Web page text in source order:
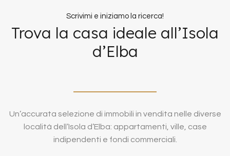
Scrivimi e iniziamo la ricerca!
Trova la casa ideale all’Isola
d’Elba
Un’accurata selezione di immobili in vendita nelle diverse
località dell’Isola d’Elba: appartamenti, ville, case
indipendenti e fondi commerciali.